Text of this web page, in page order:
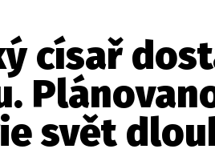
Český trh
Profi
císař
svět